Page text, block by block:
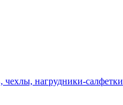
нагрудники-салфетки